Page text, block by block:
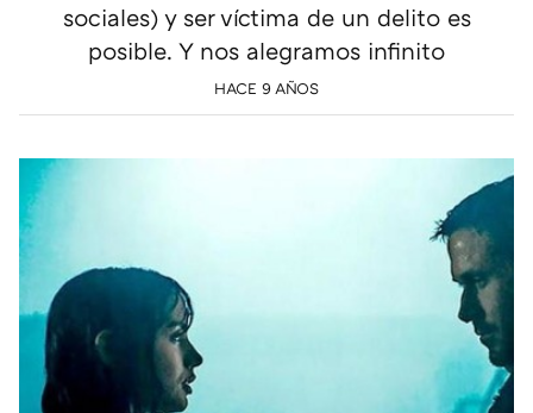
sociales) y ser víctima de un delito es
posible. Y nos alegramos infinito
HACE 9 AÑOS